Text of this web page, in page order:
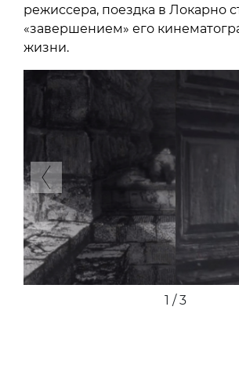
режиссера, поездка в Локарно
«завершением» его
жизни.
Previous
2 / 3